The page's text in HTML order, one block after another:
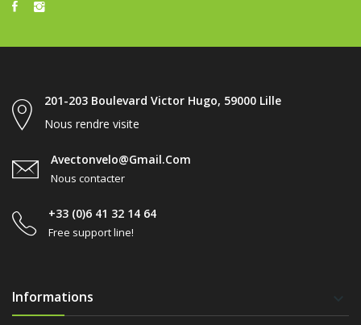
201-203 Boulevard Victor Hugo, 59000 Lille
Nous rendre visite
Avectonvelo@gmail.com
Nous contacter
+33 (0)6 41 32 14 64
Free support line!
Informations